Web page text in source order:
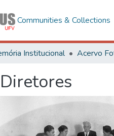
Communities & Collections
Institucional